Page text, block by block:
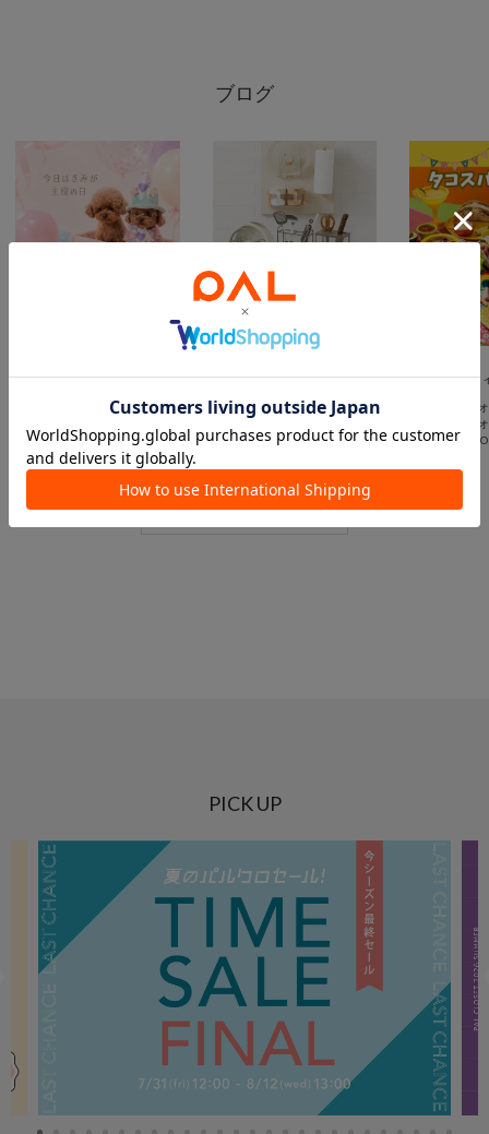
ブログ
PET ! Happy Anniversary 🐶🎂♡
イ
オンモール津田沼North店
3COINS
シンプルで使いやすいキッチンツール収納🍳♡
3COINS
タコスパーテ
イ
PICK UP